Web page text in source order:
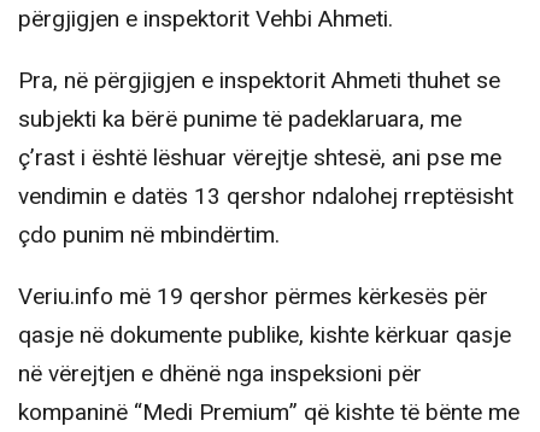
përgjigjen e inspektorit Vehbi Ahmeti.
Pra, në përgjigjen e inspektorit Ahmeti thuhet se
subjekti ka bërë punime të padeklaruara, me
ç’rast i është lëshuar vërejtje shtesë, ani pse me
vendimin e datës 13 qershor ndalohej rreptësisht
çdo punim në mbindërtim.
Veriu.info më 19 qershor përmes kërkesës për
qasje në dokumente publike, kishte kërkuar qasje
në vërejtjen e dhënë nga inspeksioni për
kompaninë “Medi Premium” që kishte të bënte me